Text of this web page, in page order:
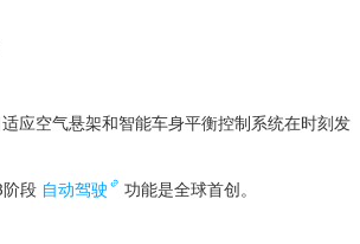
应空气悬架和智能车身平衡控制系统在时刻发
段 自动驾驶
功能是全球首创。